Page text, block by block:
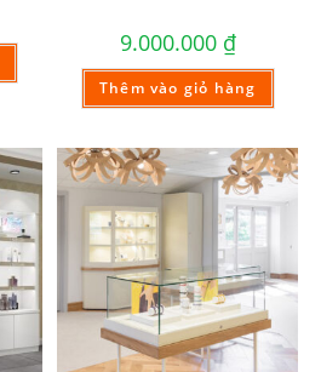
9.000.000 ₫
Thêm vào giỏ hàng